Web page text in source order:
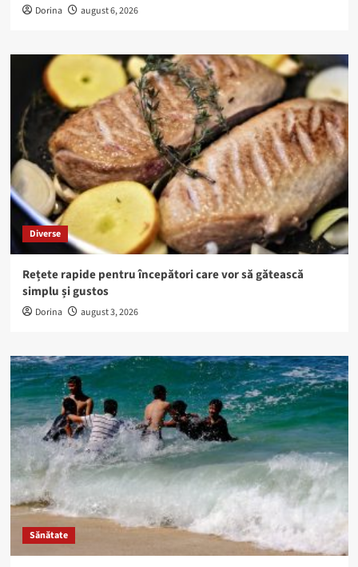
Dorina august 6, 2026
Diverse
Rețete rapide pentru începători care vor să gătească
simplu și gustos
Dorina august 3, 2026
Sănătate